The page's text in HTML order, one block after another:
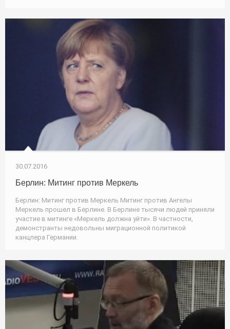
30.07.2016
Берлин: Митинг против Меркель
Берлин: Митинг против Меркель Митинг против Ангелы
Меркель прошел в Берлине. В Берлине тысячи людей приняли
участие в митинге «Меркель должна уйти». В частности,
демонстранты недовольны миграционной политикой
канцлера Германии.